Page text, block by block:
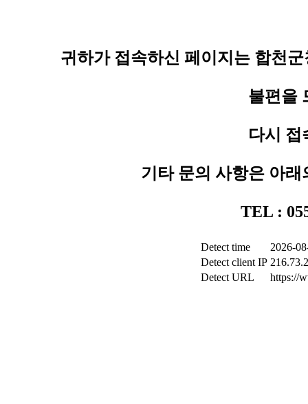
귀하가 접속하신 페이지는 합천
불편을
다시 접
기타 문의 사항은 아
TEL :
Detect time
2026-
Detect client IP
Detect URL
https://